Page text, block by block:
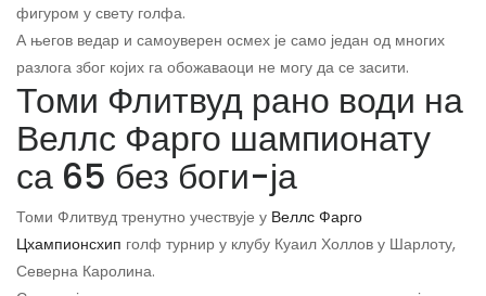
фигуром у свету голфа.
А његов ведар и самоуверен осмех је само један од многих
разлога због којих га обожаваоци не могу да се засити.
Томи Флитвуд рано води на
Веллс Фарго шампионату
са 65 без боги-ја
Томи Флитвуд тренутно учествује у Веллс Фарго
Цхампионсхип голф турнир у клубу Куаил Холлов у Шарлоту,
Северна Каролина.